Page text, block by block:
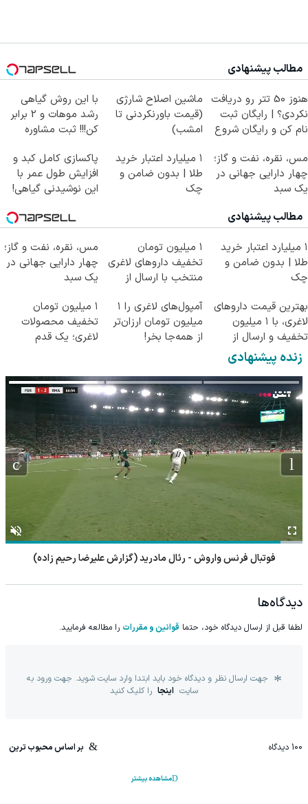
مطالب پیشنهادی
هنوز 50 تتر رو دریافت
نکردی؟ | رایگان ثبت
نام کن و رایگان شروع
ماشین اصلاح شارژی
(قیمت باورنکردنی تا
امشب)
با این روش گیاهی
رشد موهات و 2 برابر
کن!!! ثبت مشاوره
مس، نقره، نفت و گاز؛
چهار دارایی جهانی در
یک سبد
۱ میلیارد اعتبار خرید
طلا | بدون ضامن و
چک
پاکسازی کامل کبد و
افزایش طول عمر با
این نوشیدنی گیاهی!
مطالب پیشنهادی
۱ میلیارد اعتبار خرید
طلا | بدون ضامن و
چک
۱ میلیون تومان
تخفیف داروهای لاغری
منتخب با ارسال از
مس، نقره، نفت و گاز؛
چهار دارایی جهانی در
یک سبد
بهترین قیمت داروهای
لاغری، با ۱ میلیون
تخفیف و ارسال از
داروخانه‌
آمپول‌های لاغری را ۱
میلیون تومان ارزان‌تر
از همه‌جا بخر!
۱ میلیون تومان
تخفیف محصولات
لاغری؛ یک قدم
زنده پیشنهادی
فوتبال فرنس واروش - رئال مادرید (گزارش علیرضا رحیم زاده)
دیدگاه‌ها
لطفا قبل از ارسال دیدگاه خود، حتما قوانین و مقررات را مطالعه فرمایید.
جهت ارسال نظر و دیدگاه خود باید ابتدا وارد سایت شوید. جهت ورود به
سایت اینجا را کلیک کنید
100 دیدگاه بر اساس محبوب ترین
مشاهده بیشتر